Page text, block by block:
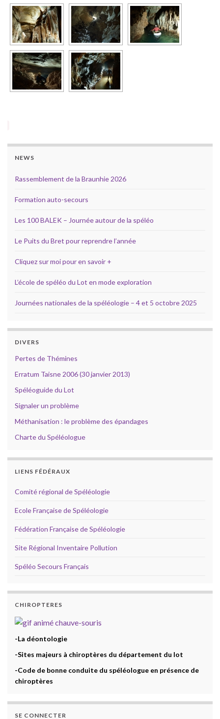
NEWS
Rassemblement de la Braunhie 2026
Formation auto-secours
Les 100 BALEK – Journée autour de la spéléo
Le Puits du Bret pour reprendre l’année
Cliquez sur moi pour en savoir +
L’école de spéléo du Lot en mode exploration
Journées nationales de la spéléologie – 4 et 5 octobre 2025
DIVERS
Pertes de Thémines
Erratum Taisne 2006 (30 janvier 2013)
Spéléoguide du Lot
Signaler un problème
Méthanisation : le problème des épandages
Charte du Spéléologue
LIENS FÉDÉRAUX
Comité régional de Spéléologie
Ecole Française de Spéléologie
Fédération Française de Spéléologie
Site Régional Inventaire Pollution
Spéléo Secours Français
CHIROPTERES
-La déontologie
-Sites majeurs à chiroptères du département du lot
-Code de bonne conduite du spéléologue en présence de
chiroptères
SE CONNECTER